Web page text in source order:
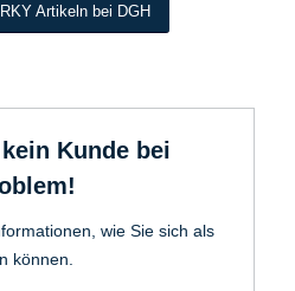
Artikeln bei DGH
Kunde bei
wie Sie sich als
können.